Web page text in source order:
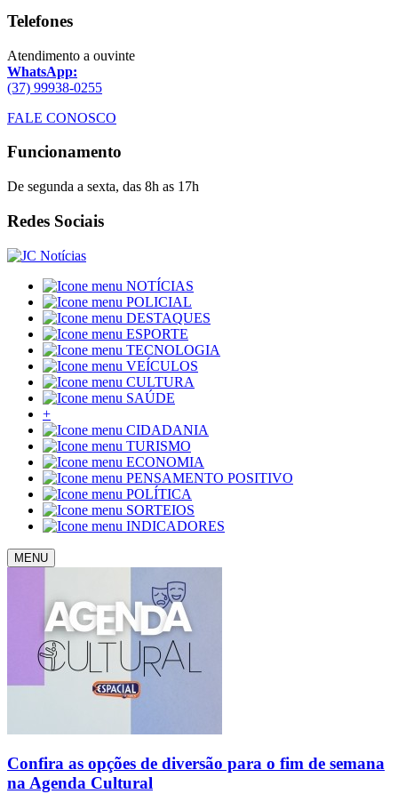
Telefones
Atendimento a ouvinte
WhatsApp:
(37) 99938-0255
FALE CONOSCO
Funcionamento
De segunda a sexta, das 8h as 17h
Redes Sociais
NOTÍCIAS
POLICIAL
DESTAQUES
ESPORTE
TECNOLOGIA
VEÍCULOS
CULTURA
SAÚDE
+
CIDADANIA
TURISMO
ECONOMIA
PENSAMENTO POSITIVO
POLÍTICA
SORTEIOS
INDICADORES
MENU
Confira as opções de diversão para o fim de semana
na Agenda Cultural